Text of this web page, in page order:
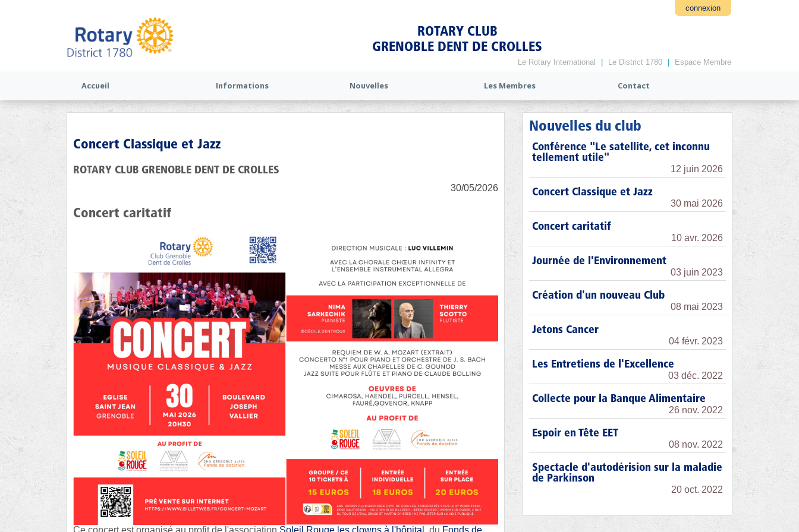
ROTARY CLUB
GRENOBLE DENT DE CROLLES
connexion
Le Rotary International Le District 1780 Espace Membre
Accueil Informations Nouvelles Les Membres Contact
Concert Classique et Jazz
ROTARY CLUB GRENOBLE DENT DE CROLLES
30/05/2026
Concert caritatif
Ce concert est organisé au profit de l'association Soleil Rouge les clowns à l'hôpital , du Fonds de
Nouvelles du club
Conférence "Le satellite, cet inconnu
tellement utile"
12 juin 2026
Concert Classique et Jazz
30 mai 2026
Concert caritatif
10 avr. 2026
Journée de l'Environnement
03 juin 2023
Création d'un nouveau Club
08 mai 2023
Jetons Cancer
04 févr. 2023
Les Entretiens de l'Excellence
03 déc. 2022
Collecte pour la Banque Alimentaire
26 nov. 2022
Espoir en Tête EET
08 nov. 2022
Spectacle d'autodérision sur la maladie
de Parkinson
20 oct. 2022